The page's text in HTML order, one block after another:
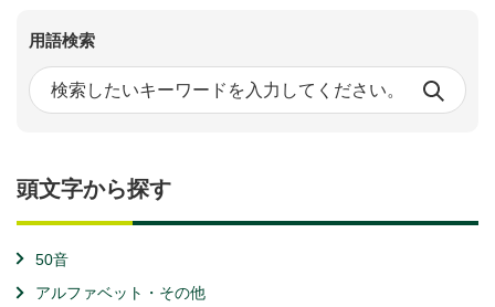
用語検索
頭文字から探す
50音
アルファベット・その他